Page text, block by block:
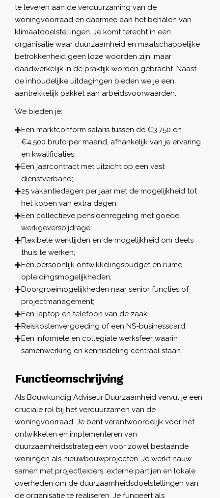
te leveren aan de verduurzaming van de
woningvoorraad en daarmee aan het behalen van
klimaatdoelstellingen. Je komt terecht in een
organisatie waar duurzaamheid en maatschappelijke
betrokkenheid geen loze woorden zijn, maar
daadwerkelijk in de praktijk worden gebracht. Naast
de inhoudelijke uitdagingen bieden we je een
aantrekkelijk pakket aan arbeidsvoorwaarden.
We bieden je:
Een marktconform salaris tussen de €3.750 en
€4.500 bruto per maand, afhankelijk van je ervaring
en kwalificaties;
Een jaarcontract met uitzicht op een vast
dienstverband;
25 vakantiedagen per jaar met de mogelijkheid tot
het kopen van extra dagen;
Een collectieve pensioenregeling met goede
werkgeversbijdrage;
Flexibele werktijden en de mogelijkheid om deels
thuis te werken;
Een persoonlijk ontwikkelingsbudget en ruime
opleidingsmogelijkheden;
Doorgroeimogelijkheden naar senior functies of
projectmanagement;
Een laptop en telefoon van de zaak;
Reiskostenvergoeding of een NS-businesscard;
Een informele en collegiale werksfeer waarin
samenwerking en kennisdeling centraal staan.
Functieomschrijving
Als Bouwkundig Adviseur Duurzaamheid vervul je een
cruciale rol bij het verduurzamen van de
woningvoorraad. Je bent verantwoordelijk voor het
ontwikkelen en implementeren van
duurzaamheidsstrategieën voor zowel bestaande
woningen als nieuwbouwprojecten. Je werkt nauw
samen met projectleiders, externe partijen en lokale
overheden om de duurzaamheidsdoelstellingen van
de organisatie te realiseren. Je fungeert als